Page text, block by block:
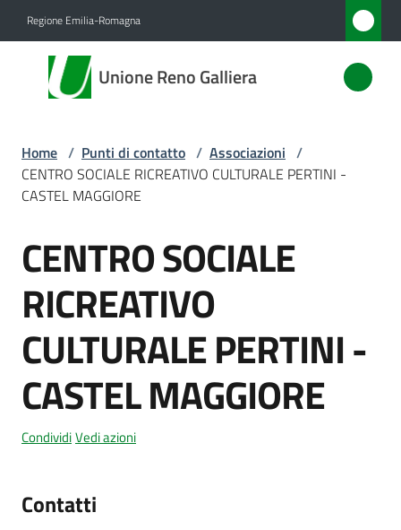
Regione Emilia-Romagna
Unione Reno Galliera
Unione
Reno
Amministrazione
Novità
Servizi
Vivere
l'Unione
trasparente
Home / Punti di contatto / Associazioni /
CENTRO SOCIALE RICREATIVO CULTURALE PERTINI -
CASTEL MAGGIORE
Salta al contenuto
CENTRO SOCIALE
RICREATIVO
CULTURALE PERTINI -
CASTEL MAGGIORE
CondividiVedi azioni
Contatti